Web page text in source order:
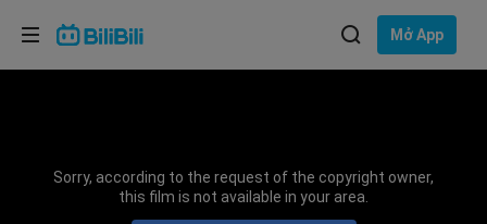
Mở App
Sorry, according to the request of the copyright owner,
this film is not available in your area.
Lựa chọn ngôn ngữ